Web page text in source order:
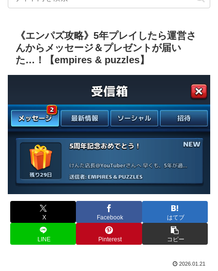
《エンパズ攻略》5年プレイしたら運営さ
んからメッセージ＆プレゼントが届い
た…！【empires & puzzles】
X Facebook はてブ
LINE Pinterest コピー
2026.01.21